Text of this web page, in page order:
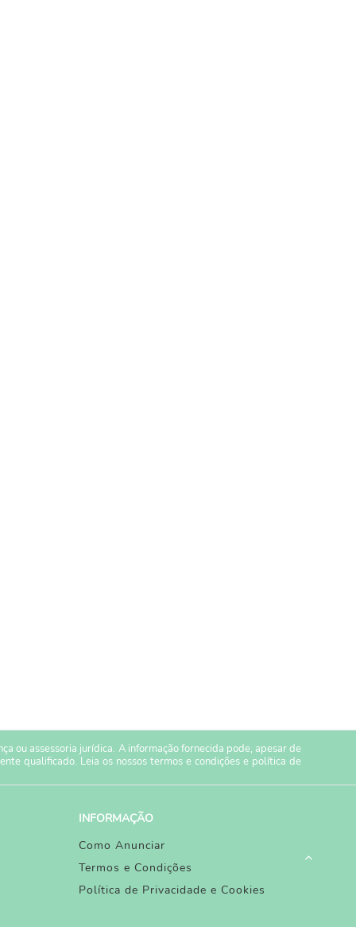
ou assessoria jurídica. A informação fornecida pode, apesar de
qualificado. Leia os nossos termos e condiçõese política de
INFORMAÇÃO
Como Anunciar
Termos e Condições
Política de Privacidade e Cookies